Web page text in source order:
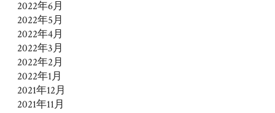
2022年6月
2022年5月
2022年4月
2022年3月
2022年2月
2022年1月
2021年12月
2021年11月